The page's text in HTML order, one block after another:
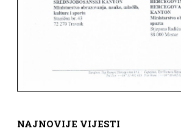
NAJNOVIJE VIJESTI